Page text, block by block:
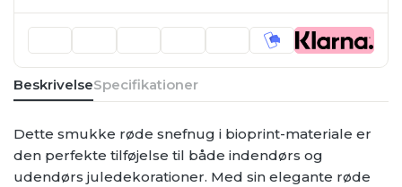
BeskrivelseSpecifikationer
Dette smukke røde snefnug i bioprint-materiale er
den perfekte tilføjelse til både indendørs og
udendørs juledekorationer. Med sin elegante røde